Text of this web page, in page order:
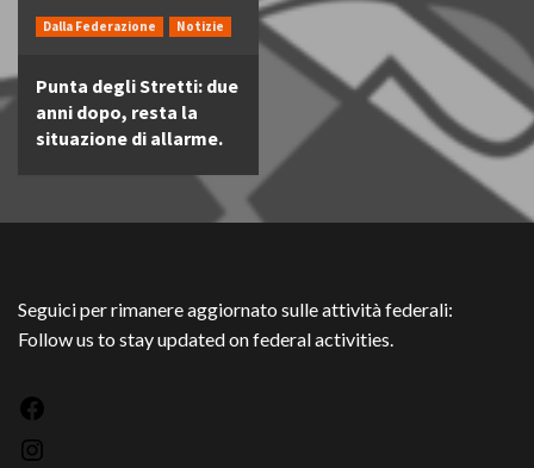
Dalla Federazione Notizie
Punta degli Stretti: due
anni dopo, resta la
situazione di allarme.
Seguici per rimanere aggiornato sulle attività federali:
Follow us to stay updated on federal activities.